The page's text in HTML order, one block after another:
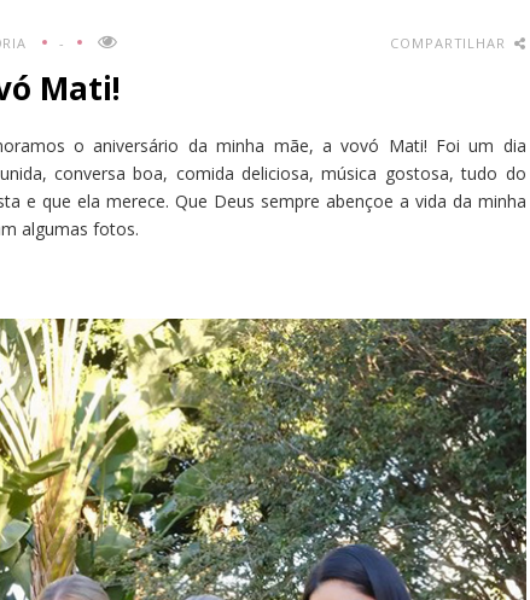
- COMPARTILHAR
Mati!
o aniversário da minha mãe, a vovó Mati! Foi um dia
conversa boa, comida deliciosa, música gostosa, tudo do
e que ela merece. Que Deus sempre abençoe a vida da minha
algumas fotos.